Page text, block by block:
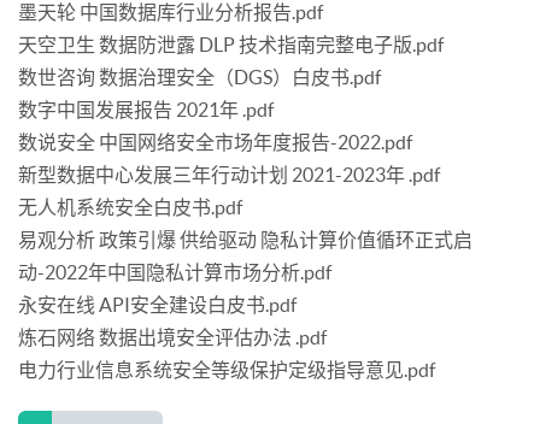
墨天轮 中国数据库行业分析报告.pdf
天空卫生 数据防泄露 DLP 技术指南完整电子版.pdf
数世咨询 数据治理安全（DGS）白皮书.pdf
数字中国发展报告 2021年 .pdf
数说安全 中国网络安全市场年度报告-2022.pdf
新型数据中心发展三年行动计划 2021-2023年 .pdf
无人机系统安全白皮书.pdf
易观分析 政策引爆 供给驱动 隐私计算价值循环正式启
动-2022年中国隐私计算市场分析.pdf
永安在线 API安全建设白皮书.pdf
炼石网络 数据出境安全评估办法 .pdf
电力行业信息系统安全等级保护定级指导意见.pdf